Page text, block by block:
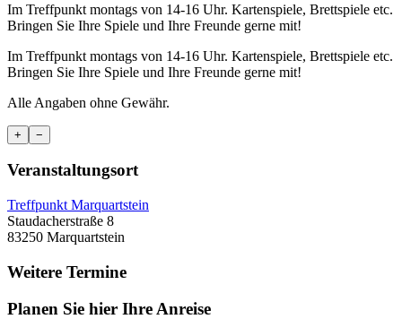
Im Treffpunkt montags von 14-16 Uhr. Kartenspiele, Brettspiele etc.
Bringen Sie Ihre Spiele und Ihre Freunde gerne mit!
Im Treffpunkt montags von 14-16 Uhr. Kartenspiele, Brettspiele etc.
Bringen Sie Ihre Spiele und Ihre Freunde gerne mit!
Alle Angaben ohne Gewähr.
+ −
Veranstaltungsort
Treffpunkt Marquartstein
Staudacherstraße 8
83250 Marquartstein
Weitere Termine
Planen Sie hier Ihre Anreise